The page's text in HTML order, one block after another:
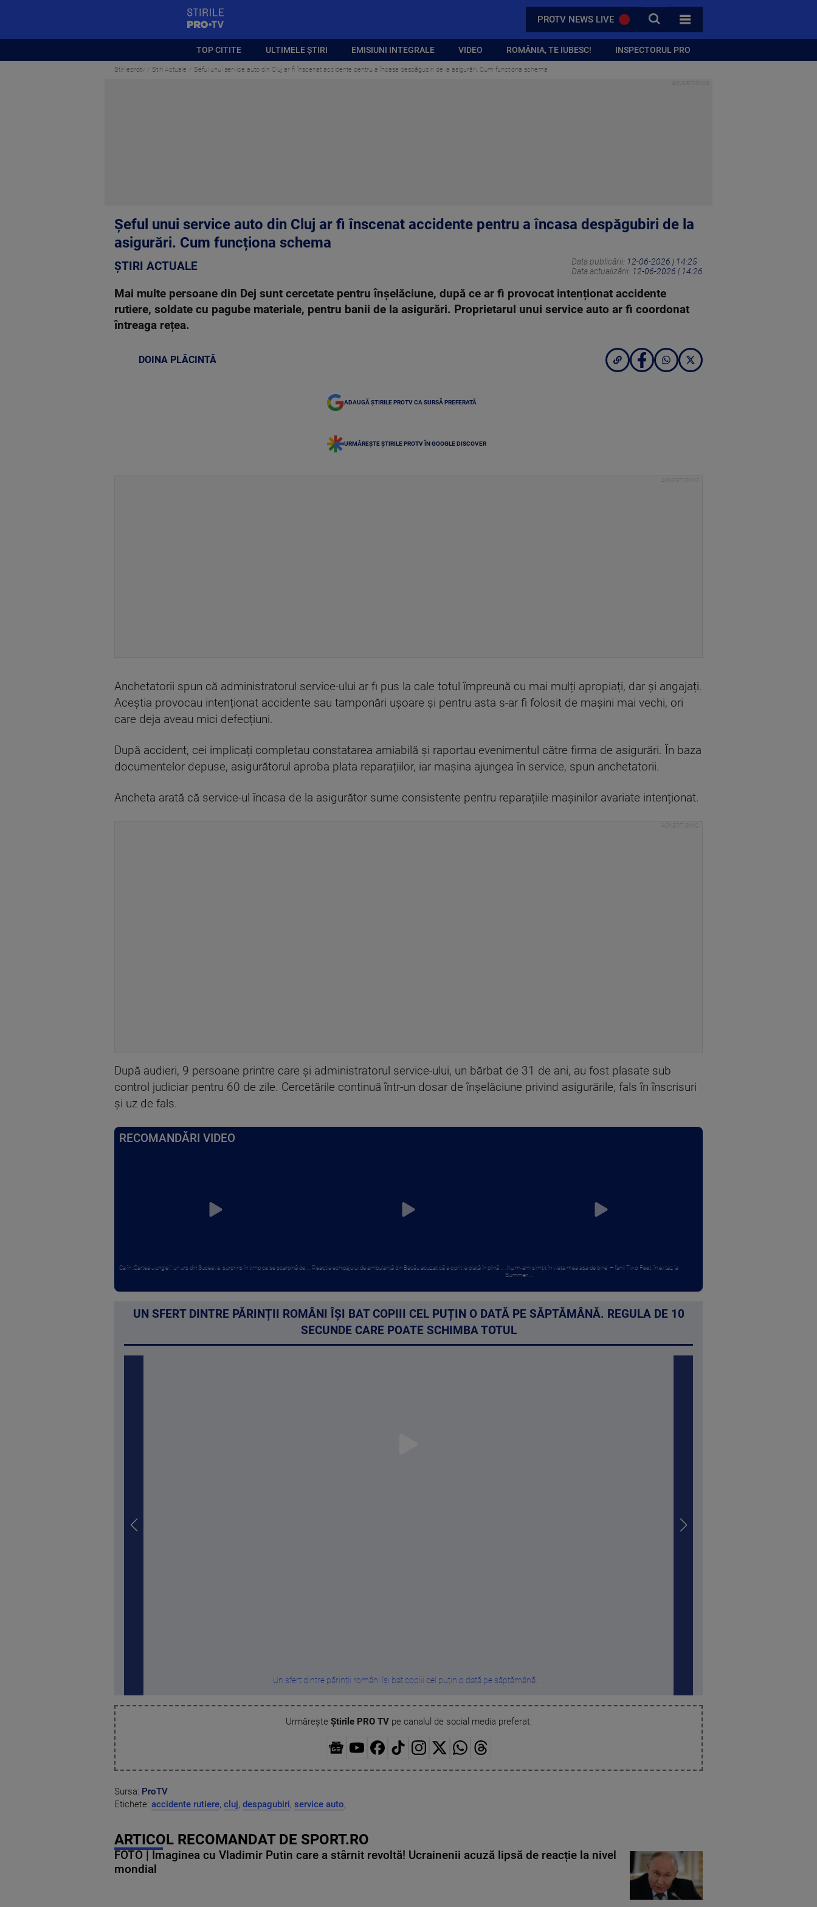
PROTV NEWS LIVE CAUTA
TOATE CATEGORIILE
TOP CITITE ULTIMELE ȘTIRI EMISIUNI INTEGRALE VIDEO ROMÂNIA, TE IUBESC! INSPECTORUL PRO
Stirileprotv Știri Actuale Șeful unui service auto din Cluj ar fi înscenat accidente pentru a încasa despăgubiri de la asigurări. Cum funcționa schema
Șeful unui service auto din Cluj ar fi înscenat accidente pentru a încasa despăgubiri de la
asigurări. Cum funcționa schema
ȘTIRI ACTUALE Data publicării: 12-06-2026 | 14:25
Data actualizării: 12-06-2026 | 14:26
Mai multe persoane din Dej sunt cercetate pentru înșelăciune, după ce ar fi provocat intenționat accidente
rutiere, soldate cu pagube materiale, pentru banii de la asigurări. Proprietarul unui service auto ar fi coordonat
întreaga rețea.
DOINA PLĂCINTĂ
ADAUGĂ ȘTIRILE PROTV CA SURSĂ PREFERATĂ
URMĂREȘTE ȘTIRILE PROTV ÎN GOOGLE DISCOVER
Anchetatorii spun că administratorul service-ului ar fi pus la cale totul împreună cu mai mulți apropiați, dar și angajați.
Aceștia provocau intenționat accidente sau tamponări ușoare și pentru asta s-ar fi folosit de mașini mai vechi, ori
care deja aveau mici defecțiuni.
După accident, cei implicați completau constatarea amiabilă și raportau evenimentul către firma de asigurări. În baza
documentelor depuse, asigurătorul aproba plata reparațiilor, iar mașina ajungea în service, spun anchetatorii.
Ancheta arată că service-ul încasa de la asigurător sume consistente pentru reparațiile mașinilor avariate intenționat.
După audieri, 9 persoane printre care și administratorul service-ului, un bărbat de 31 de ani, au fost plasate sub
control judiciar pentru 60 de zile. Cercetările continuă într-un dosar de înșelăciune privind asigurările, fals în înscrisuri
și uz de fals.
RECOMANDĂRI VIDEO
Ca în „Cartea Junglei”: un urs din Suceava, surprins în timp ce se scarpină de ... Reacția echipajului de ambulanță din Bacău acuzat că a oprit la piață în plină ...
„Nu m-am simțit în viața mea așa de bine” – fanii Two Feet, în extaz la
Summer ...
UN SFERT DINTRE PĂRINȚII ROMÂNI ÎȘI BAT COPIII CEL PUȚIN O DATĂ PE SĂPTĂMÂNĂ. REGULA DE 10
SECUNDE CARE POATE SCHIMBA TOTUL
Un sfert dintre părinții români își bat copiii cel puțin o dată pe săptămână. ...
Urmărește Știrile PRO TVpe canalul de social media preferat:
Sursa: ProTV
Etichete: accidente rutiere, cluj, despagubiri, service auto,
ARTICOL RECOMANDAT DE SPORT.RO
FOTO | Imaginea cu Vladimir Putin care a stârnit revoltă! Ucrainenii acuză lipsă de reacție la nivel
mondial